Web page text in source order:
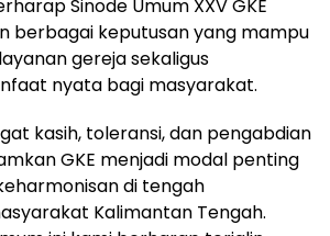
Sinode Umum XXV GKE
berbagai keputusan yang mampu
gereja sekaligus
nyata bagi masyarakat.
kasih, toleransi, dan pengabdian
GKE menjadi modal penting
di tengah
Kalimantan Tengah.